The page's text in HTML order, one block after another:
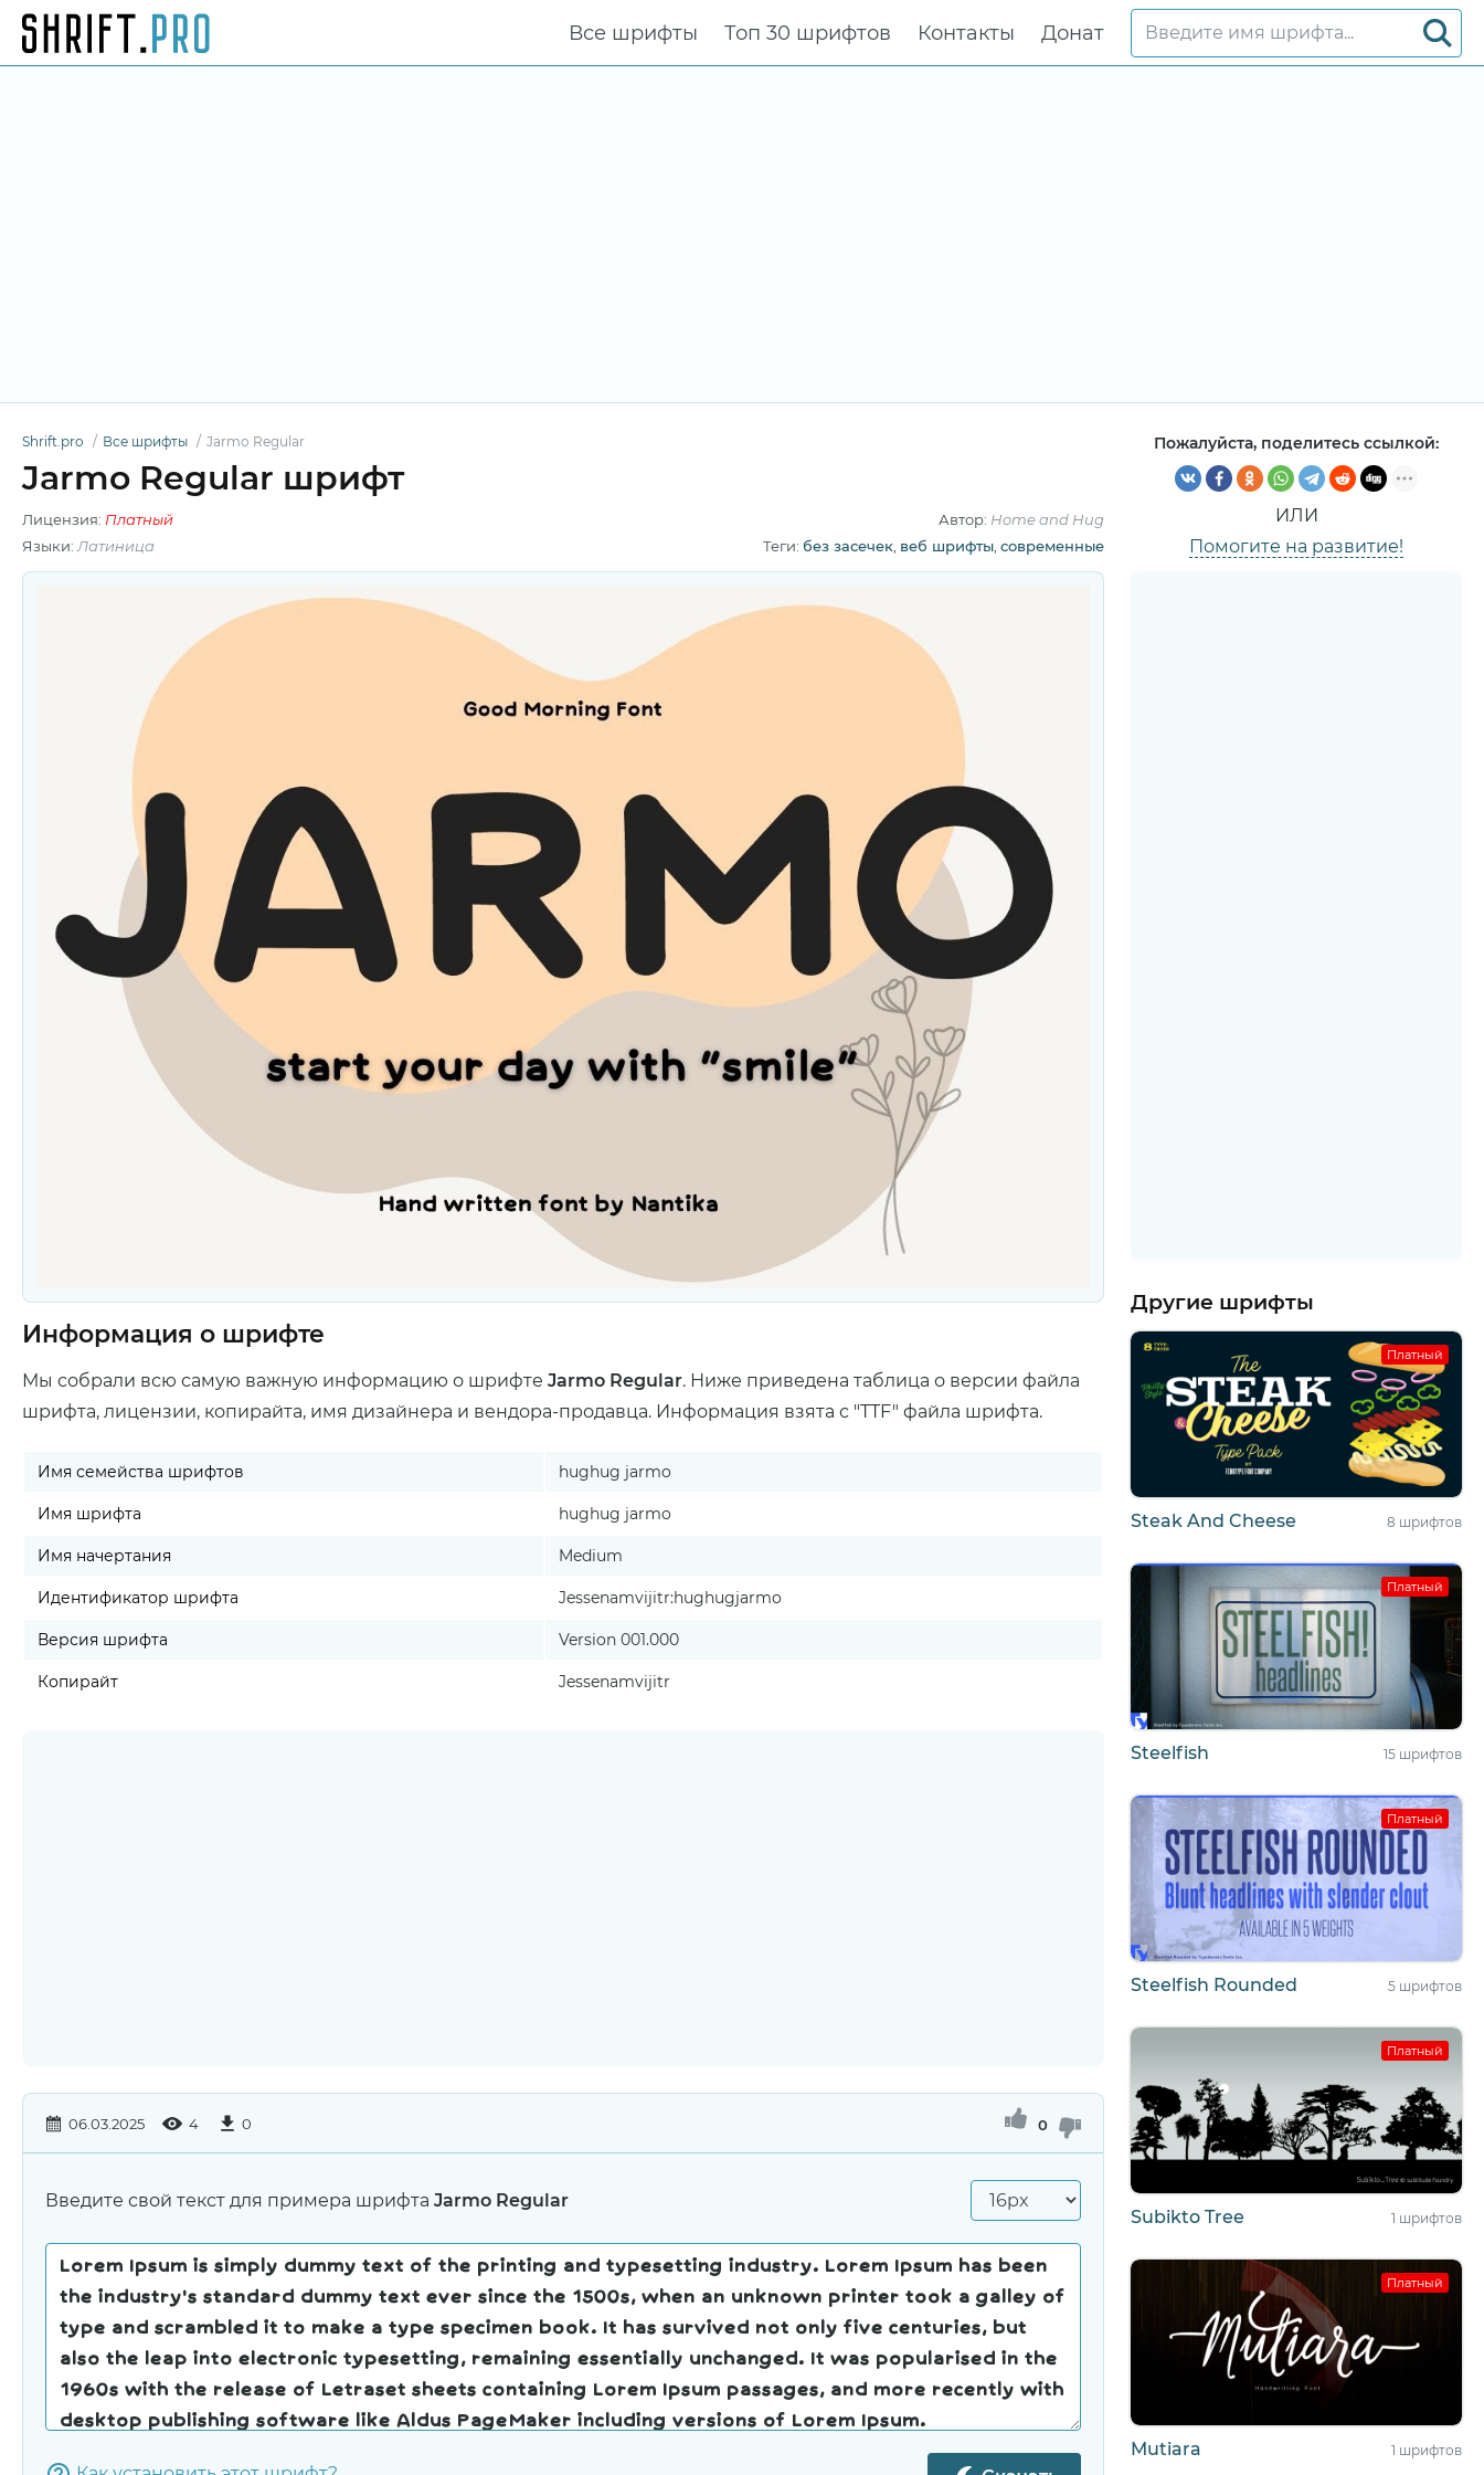
Все шрифты Топ 30 шрифтов Контакты Донат
Shrift.pro Все шрифты Jarmo Regular
Jarmo Regular шрифт
Лицензия: Платный Автор: Home and Hug
Языки: Латиница Теги: без засечек веб шрифты современные
Пожалуйста, поделитесь ссылкой:
ИЛИ
Помогите на развитие!
Информация о шрифте
Мы собрали всю самую важную информацию о шрифте Jarmo Regular. Ниже приведена таблица о версии файла
шрифта, лицензии, копирайта, имя дизайнера и вендора-продавца. Информация взята с "TTF" файла шрифта.
Имя семейства шрифтов hughug jarmo
Имя шрифта hughug jarmo
Имя начертания Medium
Идентификатор шрифта Jessenamvijitr:hughugjarmo
Версия шрифта Version 001.000
Копирайт Jessenamvijitr
06.03.2025 4 0 0
Введите свой текст для примера шрифта Jarmo Regular
Другие шрифты
Платный
Steak And Cheese 8 шрифтов
Платный
Steelfish 15 шрифтов
Платный
Steelfish Rounded 5 шрифтов
Платный
Subikto Tree 1 шрифтов
Платный
Mutiara 1 шрифтов